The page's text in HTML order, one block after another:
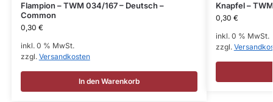
Flampion – TWM 034/167 – Deutsch –
Common
0,30 €
inkl. 0 % MwSt.
zzgl. Versandkosten
In den Warenkorb
Knapfel –
0,30 €
inkl. 0 % MwSt.
zzgl.